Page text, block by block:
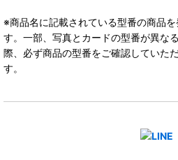
※商品名に記載されている型番の商品
す。一部、写真とカードの型番が異な
際、必ず商品の型番をご確認していた
す。